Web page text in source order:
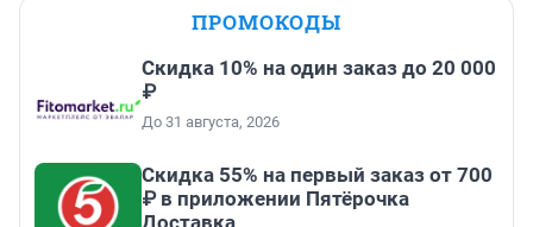
ПРОМОКОДЫ
Скидка 10% на один заказ до 20 000
₽
До 31 августа, 2026
Скидка 55% на первый заказ от 700
₽ в приложении Пятёрочка